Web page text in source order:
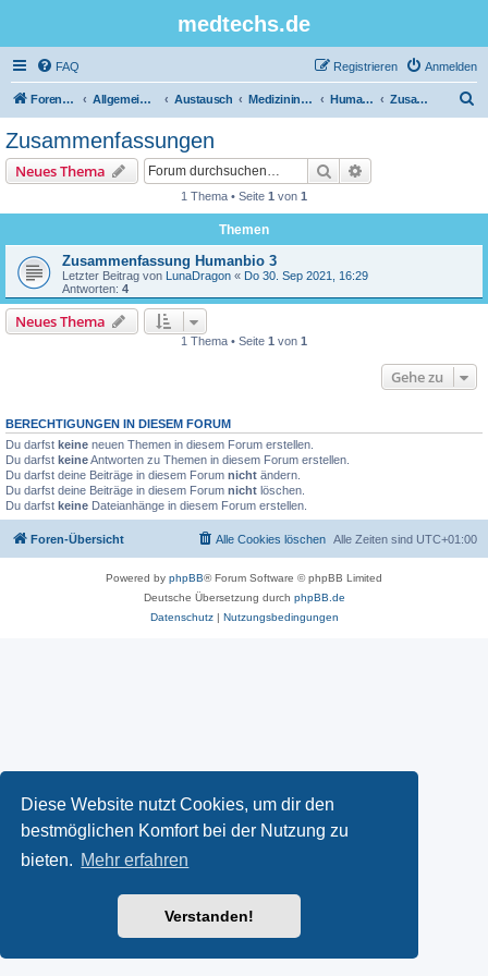
Diese Website nutzt Cookies, um dir den
bestmöglichen Komfort bei der Nutzung zu
bieten. Mehr erfahren
Verstanden!
medtechs.de
FAQ Anmelden
Registrieren
Foren-Übersicht Allgemeines Board Austausch Medizininformatik Humanbiologie Zusammenfassungen
Zusammenfassungen
Neues Thema Suche
1 Thema • Seite 1 von 1
Themen
Zusammenfassung Humanbio 3
Letzter Beitrag von LunaDragon « Do 30. Sep 2021, 16:29
Antworten: 4
Neues Thema
1 Thema • Seite 1 von 1
Gehe zu
BERECHTIGUNGEN IN DIESEM FORUM
Du darfst keine neuen Themen in diesem Forum erstellen.
Du darfst keineAntworten zu Themen in diesem Forum erstellen.
Du darfst deine Beiträge in diesem Forum nicht ändern.
Du darfst deine Beiträge in diesem Forum nicht löschen.
Du darfst keine Dateianhänge in diesem Forum erstellen.
Foren-Übersicht Alle Zeiten sind UTC+01:00
Alle Cookies löschen
Powered by phpBB® Forum Software © phpBB Limited
Deutsche Übersetzung durch phpBB.de
Datenschutz| Nutzungsbedingungen